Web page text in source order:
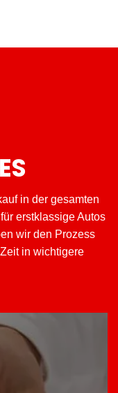
in der gesamten
erstklassige Autos
wir den Prozess
in wichtigere